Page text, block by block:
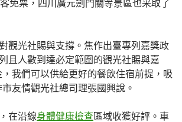
免票，四川廣元劍門關等景區也采取了
觀光社賜與支撐。焦作出臺專列嘉獎政
且人數到達必定範圍的觀光社賜與嘉
我們可以供給更好的餐飲住宿前提，吸
友情觀光社總司理張國興說。
在沿線身體健康檢查區域收獲好評。車